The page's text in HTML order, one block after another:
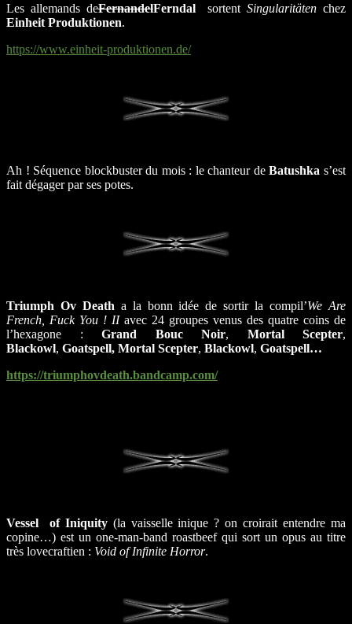
Les allemands deFernandelFerndal sortentSingularitäten chez
Einheit Produktionen.
https://www.einheit-produktionen.de/
Ah ! Séquence blockbuster du mois : le chanteur deBatushka s’est
fait dégager par ses potes.
Triumph Ov Death a la bonn idée de sortir la compil’We Are
French, Fuck You ! IIavec 24 groupes venus des quatre coins de
l’hexagone : Grand Bouc Noir, Mortal Scepter,
Blackowl, Goatspell, Mortal Scepter, Blackowl, Goatspell…
https://triumphovdeath.bandcamp.com/
Vessel of Iniquity(la vaisselle inique ? on croirait entendre ma
copine…) est un one-man-band roastbeef qui sort un opus au titre
très lovecraftien : Void of Infinite Horror.